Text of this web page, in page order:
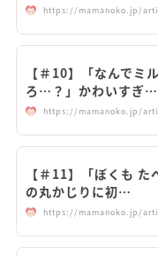
https://mamanoko.jp/
【＃10】「なんでミ
ろ…？」かわいすぎ…
https://mamanoko.jp/
【＃11】「ぼくも
の丸かじりに初…
https://mamanoko.jp/